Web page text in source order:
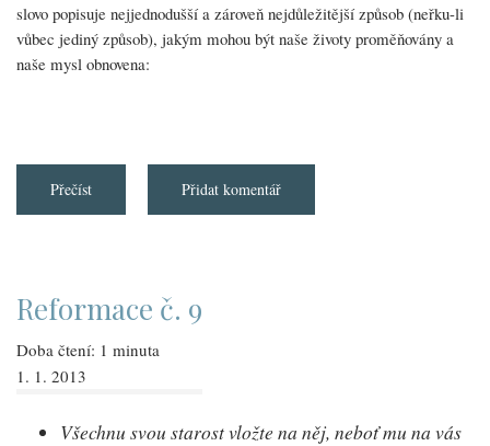
slovo popisuje nejjednodušší a zároveň nejdůležitější způsob (neřku-li
vůbec jediný způsob), jakým mohou být naše životy proměňovány a
naše mysl obnovena:
Přečíst
výzva
Přidat komentář
Reformace č. 9
Doba čtení: 1 minuta
1. 1. 2013
Všechnu svou starost vložte na něj, neboť mu na vás